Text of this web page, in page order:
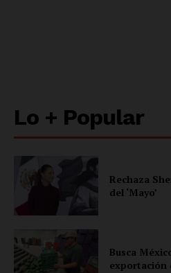
Lo + Popular
Rechaza
del ‘Mayo’
Busca
exportación